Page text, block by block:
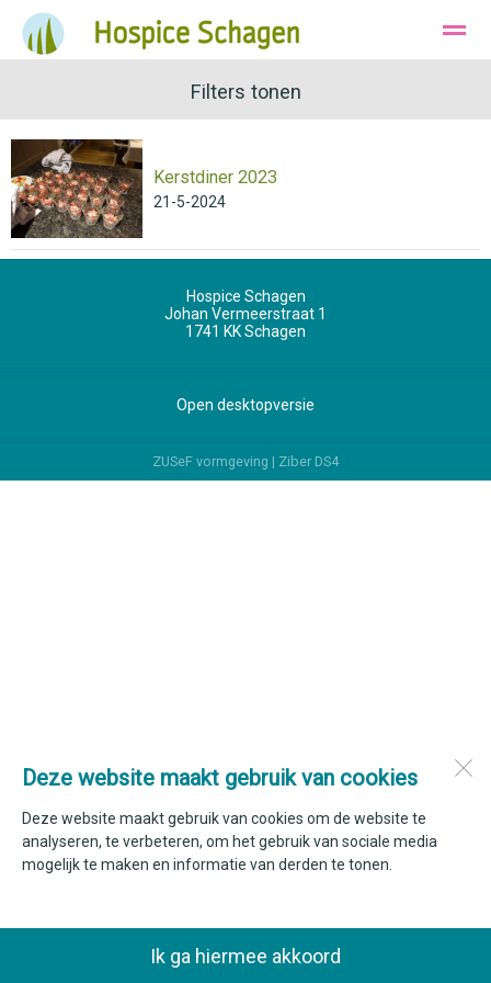
Huisvesting Wie zijn wij
Bellen Instagram E-mail
Deze website maakt gebruik van cookies
Deze website maakt gebruik van cookies om de website te
analyseren, te verbeteren, om het gebruik van sociale media
mogelijk te maken en informatie van derden te tonen.
Ik ga hiermee akkoord
Filters tonen
Kerstdiner 2023
21-5-2024
Hospice Schagen
Johan Vermeerstraat 1
1741 KKSchagen
Open desktopversie
ZUSeF vormgeving | Ziber DS4